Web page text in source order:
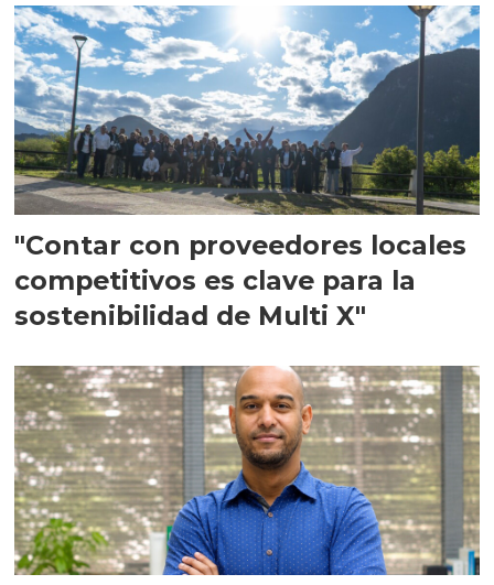
"Contar con proveedores locales
competitivos es clave para la
sostenibilidad de Multi X"